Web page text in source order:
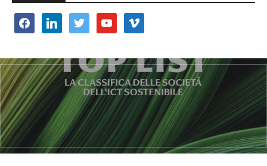
facebooklinkedin twitter youtube vimeo